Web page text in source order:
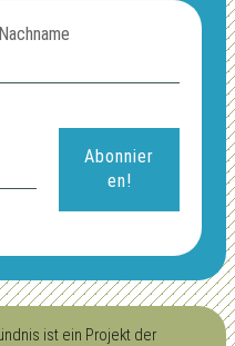
Nachname
ist ein Projekt der